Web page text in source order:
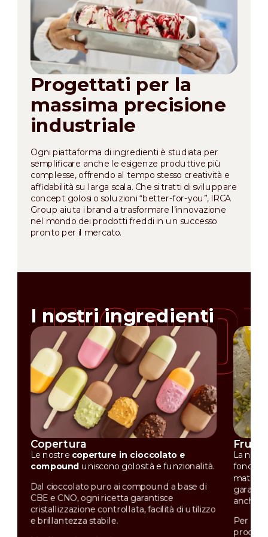
Progettati per la
massima precisione
industriale
Ogni piattaforma di ingredienti è studiata per
semplificare anche le esigenze produttive più
complesse, offrendo al tempo stesso creatività e
affidabilità su larga scala. Che si tratti di sviluppare
concept golosi o soluzioni “better-for-you”, IRCA
Group aiuta i brand a trasformare l’innovazione
nel mondo dei prodotti freddi in un successo
pronto per il mercato.
I nostri ingredienti
Copertura
Le nostre coperture in cioccolato e
compound uniscono golosità e funzionalità.
Dal cioccolato puro ai compound a base di
CBE e CNO, ogni ricetta garantisce
cristallizzazione controllata, facilità di utilizzo
e brillantezza stabile.
La
fonda
materie
anche
Per il